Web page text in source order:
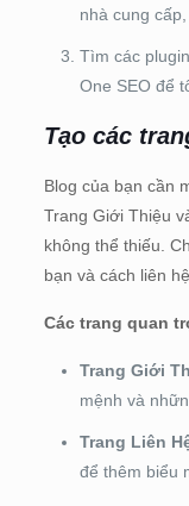
nhà cung
Tìm các
One SEO để
Tạo các
Blog của bạn cần
Trang Giới Thiệu
không thể thiếu.
bạn và cách liên
Các trang quan
Trang Giới
mệnh và
Trang Liên
để thêm biểu